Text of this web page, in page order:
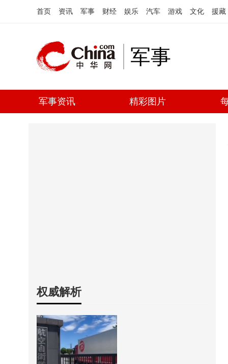
首页 资讯 军事 财经 娱乐 汽车 游戏 文化 援藏
军事
军事资讯 精彩图片
权威解析